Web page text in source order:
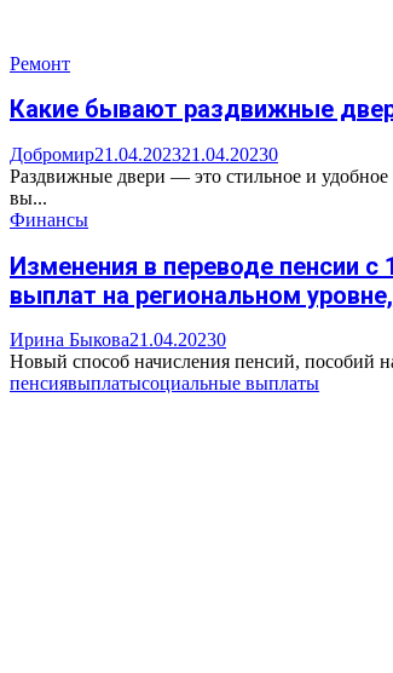
Ремонт
Какие бывают раздвижные
Добромир21.04.202321.04.20230
Раздвижные двери — это стильное и
вы...
Финансы
Изменения в переводе пенсии
выплат на региональном
Ирина Быкова21.04.20230
Новый способ начисления пенсий, пособий
пенсиявыплатысоциальные выплаты